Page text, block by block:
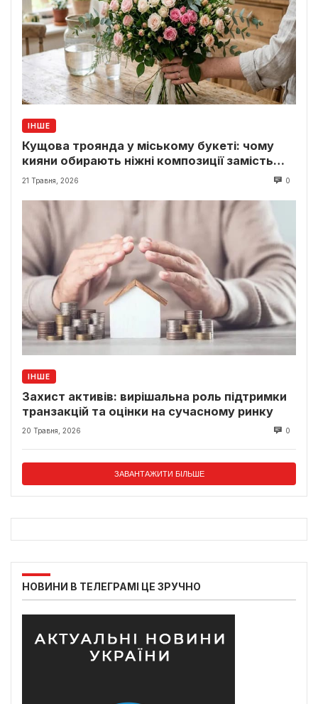
ІНШЕ
Кущова троянда у міському букеті: чому
кияни обирають ніжні композиції замість
класики
21 Травня, 2026 0
ІНШЕ
Захист активів: вирішальна роль підтримки
транзакцій та оцінки на сучасному ринку
20 Травня, 2026 0
ЗАВАНТАЖИТИ БІЛЬШЕ
НОВИНИ В ТЕЛЕГРАМІ ЦЕ ЗРУЧНО